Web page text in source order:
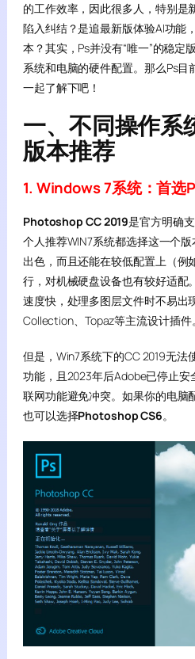
的工作效率，因此很多人，特别是
陷入纠结？是追最新版体验AI功能
本？其实，Ps并没有“唯一”的稳定
系统和电脑的硬件配置。那么Ps
一起了解下吧！
一、不同操作系
版本推荐
1. Windows 7系统：首
Photoshop CC 2019是官方明确
个人推荐WIN7系统都选择这一个
出色，而且还能在较低配置上（例
行，对机械硬盘设备也有较好适配
速度快，处理多图层文件时不易出
Collection、Topaz等主流设计插件。
但是，Win7系统下的CC 2019无法
功能，且2023年后Adobe已停止
联网功能避免冲突。如果你的电脑
也可以选择Photoshop CS6。